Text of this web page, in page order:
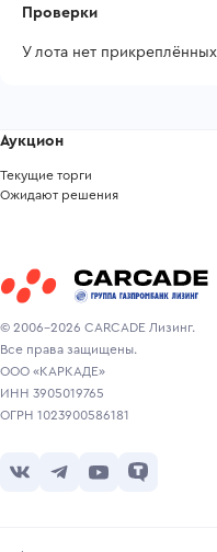
Проверки
У лота нет
© 2006-2026 CARCADE Лизинг.
Все права защищены.
ООО «КАРКАДЕ»
ИНН 3905019765
ОГРН 1023900586181
Аукцион
Текущие торги
Ожидают решения